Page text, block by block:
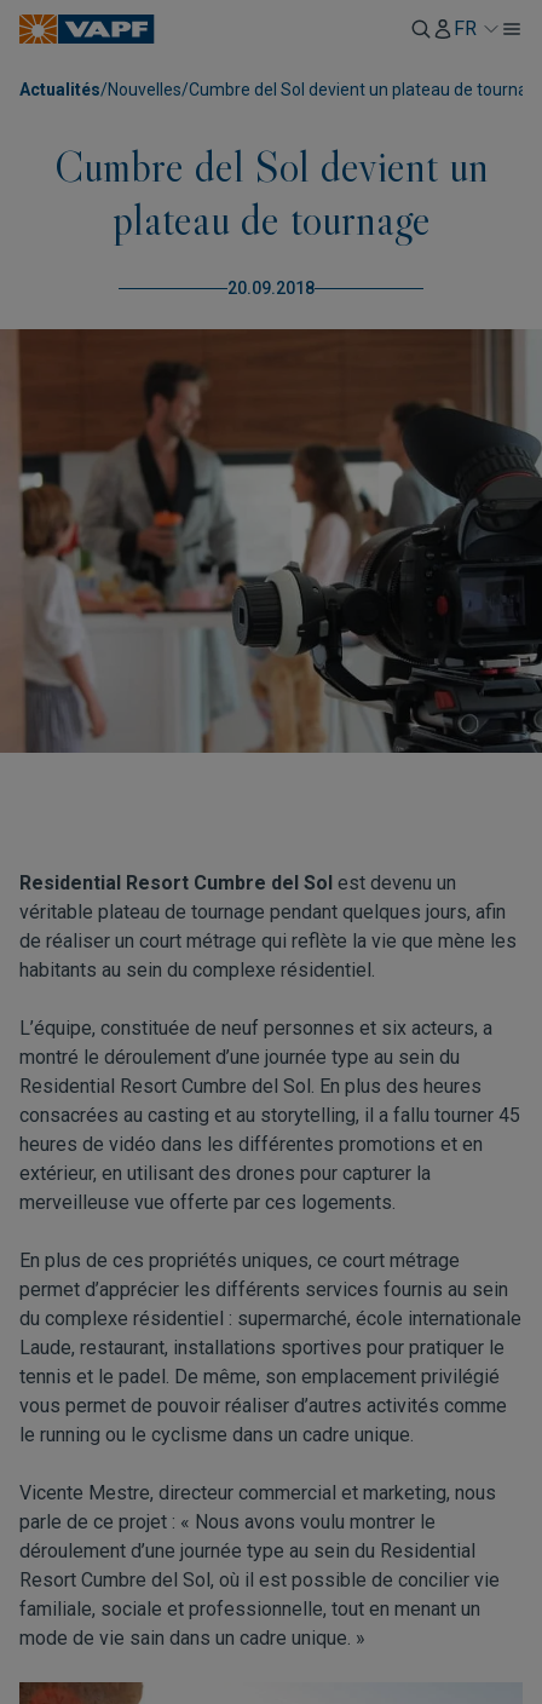
FR
Actualités/Nouvelles/Cumbre del Sol devient un plateau de
Cumbre del Sol devient un
plateau de tournage
20.09.2018
Residential Resort Cumbre del Sol est devenu un
véritable plateau de tournage pendant quelques jours, afin
de réaliser un court métrage qui reflète la vie que mène les
habitants au sein du complexe résidentiel.
L’équipe, constituée de neuf personnes et six acteurs, a
montré le déroulement d’une journée type au sein du
Residential Resort Cumbre del Sol. En plus des heures
consacrées au casting et au storytelling, il a fallu tourner 45
heures de vidéo dans les différentes promotions et en
extérieur, en utilisant des drones pour capturer la
merveilleuse vue offerte par ces logements.
En plus de ces propriétés uniques, ce court métrage
permet d’apprécier les différents services fournis au sein
du complexe résidentiel : supermarché, école internationale
Laude, restaurant, installations sportives pour pratiquer le
tennis et le padel. De même, son emplacement privilégié
vous permet de pouvoir réaliser d’autres activités comme
le running ou le cyclisme dans un cadre unique.
Vicente Mestre, directeur commercial et marketing, nous
parle de ce projet : « Nous avons voulu montrer le
déroulement d’une journée type au sein du Residential
Resort Cumbre del Sol, où il est possible de concilier vie
familiale, sociale et professionnelle, tout en menant un
mode de vie sain dans un cadre unique. »